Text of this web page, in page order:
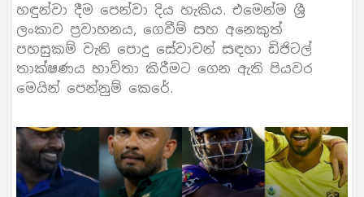
හඳුන්වා දීම පෙන්වා දිය හැකිය. එමෙන්ම ශ්‍රී
ලංකාව ප්‍රවාහනය, ගෙවීම් සහ අනෙකුත්
පහසුකම් වැනි පොදු සේවාවන් සඳහා ඩිජිටල්
තාක්ෂණය භාවිතා කිරීමට ගෙන ඇති පියවර
මෙයින් පෙන්නුම් කෙරේ.